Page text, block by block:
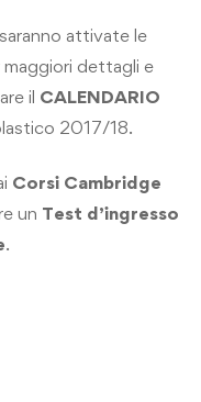
saranno attivate le
maggiori dettagli e
il CALENDARIO
2017/18.
Corsi Cambridge
un Test d’ingresso
.